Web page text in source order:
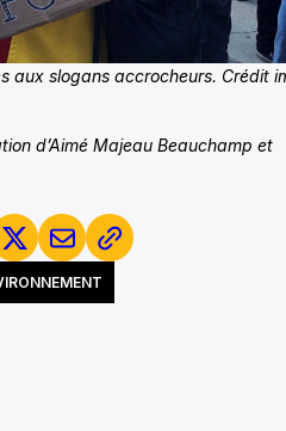
aux slogans accrocheurs. Crédit
d’Aimé Majeau Beauchamp et